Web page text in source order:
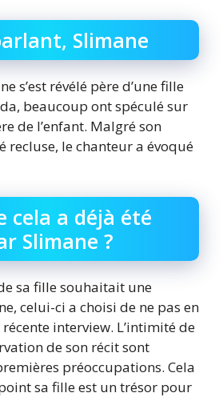
Slimane
s’est révélé père d’une fille
beaucoup ont spéculé sur
de l’enfant. Malgré son
recluse, le chanteur a évoqué
cela a déjà été
Slimane ?
sa fille souhaitait une
celui-ci a choisi de ne pas en
interview. L’intimité de
de son récit sont
préoccupations. Cela
sa fille est un trésor pour